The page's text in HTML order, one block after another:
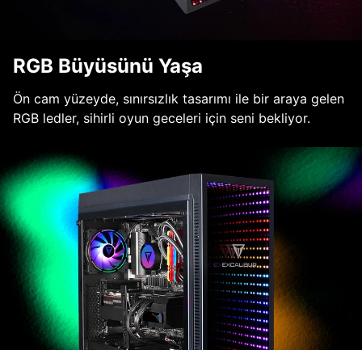
RGB Büyüsünü Yaşa
Ön cam yüzeyde, sınırsızlık tasarımı ile bir araya gelen
RGB ledler, sihirli oyun geceleri için seni bekliyor.